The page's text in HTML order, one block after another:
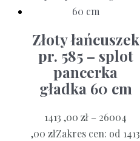
Złoty łańcuszek
pr. 585 – splot
pancerka
gładka 60 cm
1413 ,00 zł – 26004
,00 złZakres cen: od 1413